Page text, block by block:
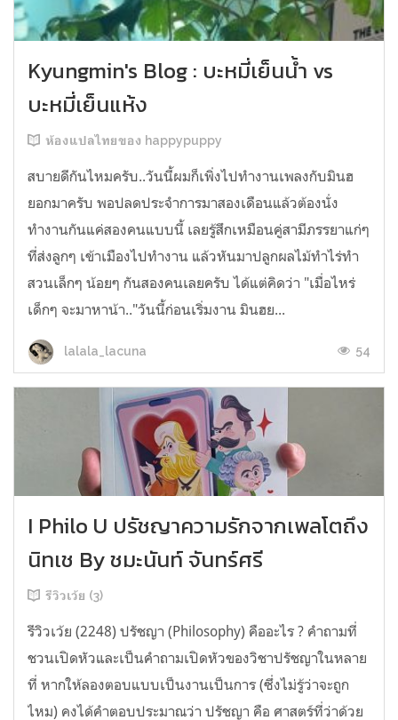
Kyungmin's Blog : บะหมี่เย็นน้ำ vs
บะหมี่เย็นแห้ง
ห้องแปลไทยของ happypuppy
สบายดีกันไหมครับ..วันนี้ผมก็เพิ่งไปทำงานเพลงกับมินฮ
ยอกมาครับ พอปลดประจำการมาสองเดือนแล้วต้องนั่ง
ทำงานกันแค่สองคนแบบนี้ เลยรู้สึกเหมือนคู่สามีภรรยาแก่ๆ
ที่ส่งลูกๆ เข้าเมืองไปทำงาน แล้วหันมาปลูกผลไม้ทำไร่ทำ
สวนเล็กๆ น้อยๆ กันสองคนเลยครับ ได้แต่คิดว่า "เมื่อไหร่
เด็กๆ จะมาหาน้า.."วันนี้ก่อนเริ่มงาน มินฮย...
lalala_lacuna 54
I Philo U ปรัชญาความรักจากเพลโตถึง
นิทเช By ชมะนันท์ จันทร์ศรี
รีวิวเว้ย (3)
รีวิวเว้ย (2248) ปรัชญา (Philosophy) คืออะไร ? คำถามที่
ชวนเปิดหัวและเป็นคำถามเปิดหัวของวิชาปรัชญาในหลาย
ที่ หากให้ลองตอบแบบเป็นงานเป็นการ (ซึ่งไม่รู้ว่าจะถูก
ไหม) คงได้คำตอบประมาณว่า ปรัชญา คือ ศาสตร์ที่ว่าด้วย